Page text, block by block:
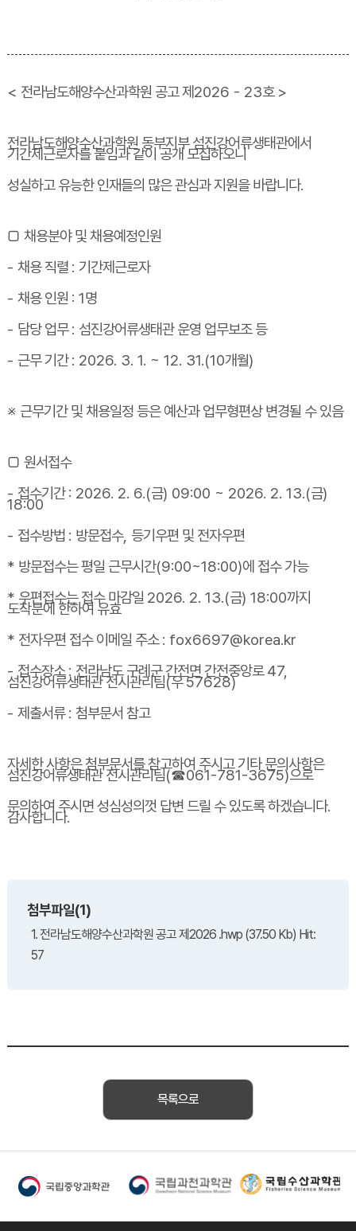
< 전라남도해양수산과학원 공고 제 2026 - 23호 >
전라남도해양수산과학원 동부지부 섬진강어류생태관에서
기간제근로자를 붙임과 같이 공개 모집하오니
성실하고 유능한 인재들의 많은 관심과 지원을 바랍니다.
□ 채용분야 및 채용예정인원
- 채용 직렬 : 기간제근로자
- 채용 인원 : 1명
- 담당 업무: 섬진강어류생태관 운영 업무보조 등
- 근무 기간: ​2026. 3. 1. ~ 12. 31.(10개월)
※ 근무기간 및 채용일정 등은 예산과 업무형편상 변경될 수 있음
□ 원서접수
- 접수기간: 2026. 2. 6.(금) 09:00 ~ 2026. 2. 13.(금)
18:00
- 접수방법 : 방문접수, 등기우편 및 전자우편
* 방문접수는 평일 근무시간(9:00~18:00)에 접수 가능
* 우편접수는 접수 마감일 2026. 2. 13.(금) 18:00까지
도착분에 한하여 유효
* 전자우편 접수 이메일 주소: fox6697@korea.kr
-접수장소:전라남도 구례군 간전면 간전중앙로47,
섬진강어류생태관 전시관리팀(우57628)
- 제출서류: 첨부문서 참고
자세한 사항은 첨부문서를 참고하여 주시고 기타 문의사항은
섬진강어류생태관 전시관리팀(☎061-781-3675)으로
문의하여 주시면 성심성의껏 답변 드릴 수 있도록 하겠습니다.
감사합니다.
첨부파일(1)
1. 전라남도해양수산과학원 공고 제2026 .hwp (37.50 Kb) Hit:
57
목록으로